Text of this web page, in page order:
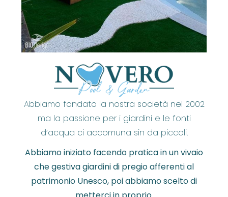
Abbiamo fondato la nostra società nel 2002
ma la passione per i giardini e le fonti
d’acqua ci accomuna sin da piccoli.
Abbiamo iniziato facendo pratica in un vivaio
che gestiva giardini di pregio afferenti al
patrimonio Unesco, poi abbiamo scelto di